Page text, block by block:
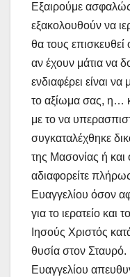
Εξαιρούμε ασφαλώς
εξακολουθούν να
θα τους επισκευθεί
αν έχουν μάτια να
ενδιαφέρει είναι
το αξίωμα σας, η…
με το να
συγκαταλέχθηκε
της Μασονίας ή και
αδιαφορείτε πλήρως
Ευαγγελίου όσον
για το ιερατείο και
Ιησούς Χριστός
θυσία στον
Ευαγγελίου